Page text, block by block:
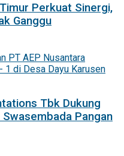
Perkuat Sinergi,
Ganggu
Tbk Dukung
Pangan